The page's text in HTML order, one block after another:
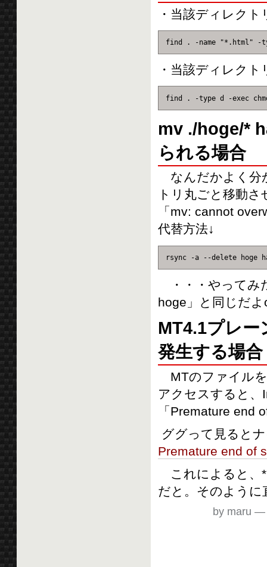
・当該ディレク
find . -name "*.html" -
・当該ディレク
find . -type d -exec
mv ./hoge/*
られる場合
なんだかよく分
トリ丸ごと移動
「mv: cannot
代替方法↓
rsync -a --delete hoge
・・・やってみ
hoge」と同じだ
MT4.1プレ
発生する場合
MTのファイル
アクセスすると、
「Premature end
ググって見ると
Premature end of
これによると、
だと。そのように
by maru